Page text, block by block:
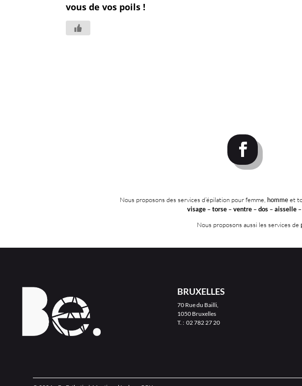
vous de vos poils !
Nous proposons des services d’épilation pour femme, hommeet
visage – torse – ventre – dos – aisselle –
Nous proposons aussi les services de
BRUXELLES
70 Rue du Bailli,
1050 Bruxelles
T. : 02 782 27 20